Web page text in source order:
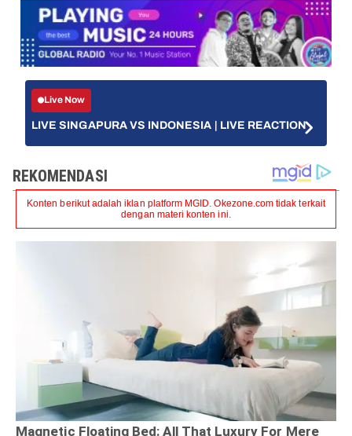
Live Now
LIVE SINGAPURA VS INDONESIA | LIVE REACTION